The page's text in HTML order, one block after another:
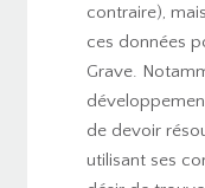
contraire),
ces données
Grave.
de devoir
utilisant ses